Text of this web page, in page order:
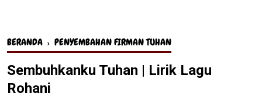
BERANDA › PENYEMBAHAN FIRMAN TUHAN
Sembuhkanku Tuhan | Lirik Lagu
Rohani